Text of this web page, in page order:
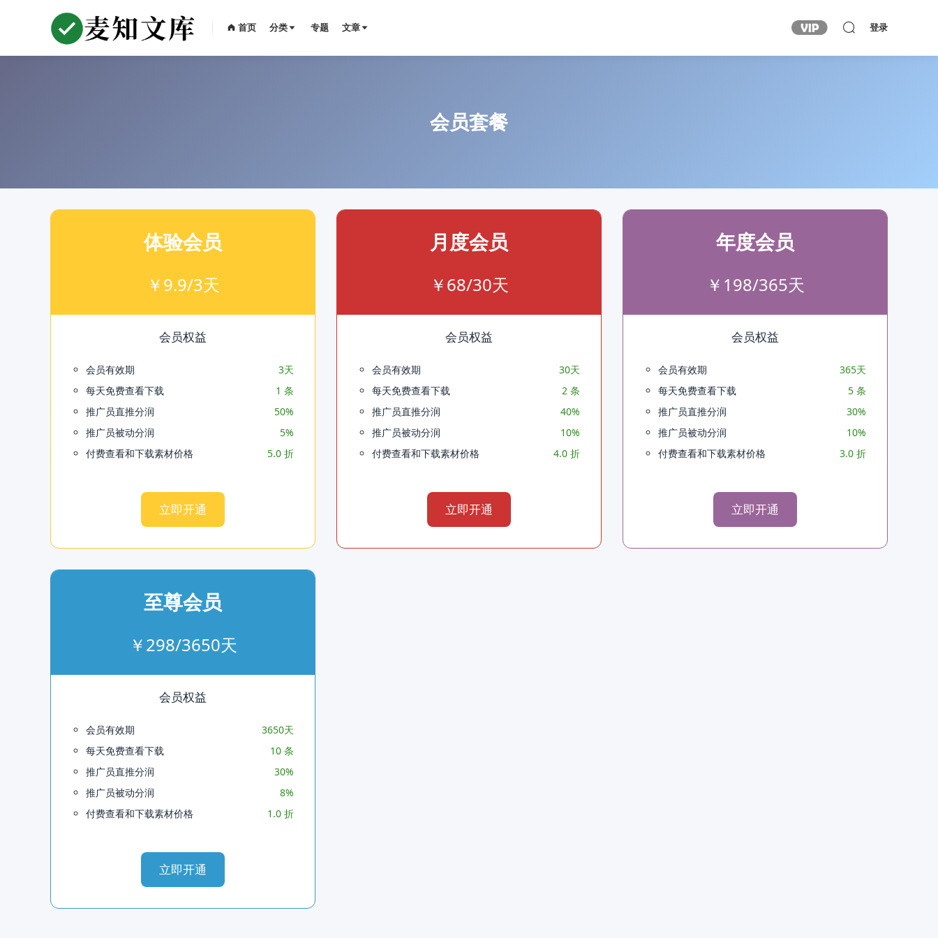
首页 分类 专题 文章 登录
会员套餐
体验会员
￥9.9/3天
会员权益
会员有效期
3天
每天免费查看下载
1 条
推广员直推分润
50%
推广员被动分润
5%
付费查看和下载素材价格
5.0 折
立即开通
月度会员
￥68/30天
会员权益
会员有效期
30天
每天免费查看下载
2 条
推广员直推分润
40%
推广员被动分润
10%
付费查看和下载素材价格
4.0 折
立即开通
年度会员
￥198/365天
会员权益
会员有效期
365天
每天免费查看下载
5 条
推广员直推分润
30%
推广员被动分润
10%
付费查看和下载素材价格
3.0 折
立即开通
至尊会员
￥298/3650天
会员权益
会员有效期
3650天
每天免费查看下载
10 条
推广员直推分润
30%
推广员被动分润
8%
付费查看和下载素材价格
1.0 折
立即开通